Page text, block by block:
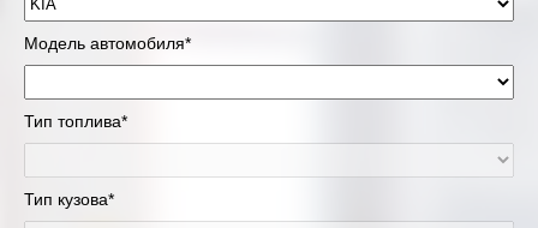
Модель автомобиля*
Тип топлива*
Тип кузова*